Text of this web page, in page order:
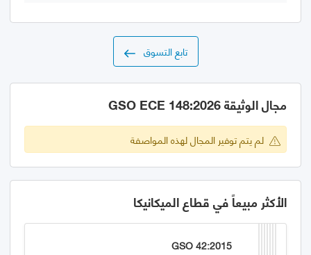
تابع التسوق
مجال الوثيقة GSO ECE 148:2026
لم يتم توفير المجال لهذه المواصفة
الأكثر مبيعاً في قطاع الميكانيكا
GSO 42:2015